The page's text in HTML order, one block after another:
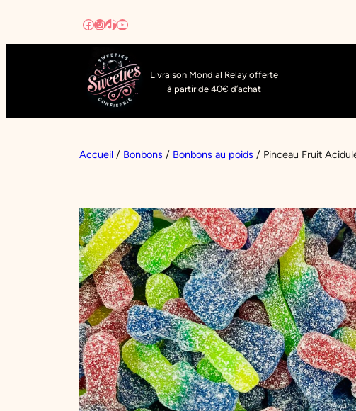
Facebook
Instagram
TikTok
YouTube
Livraison Mondial Relay offerte
à partir de 40€ d’achat
Accueil / Bonbons / Bonbons au poids / Pinceau Fruit